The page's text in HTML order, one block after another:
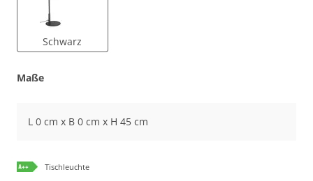
Schwarz
Maße
L 0 cm x B 0 cm x H 45 cm
Tischleuchte